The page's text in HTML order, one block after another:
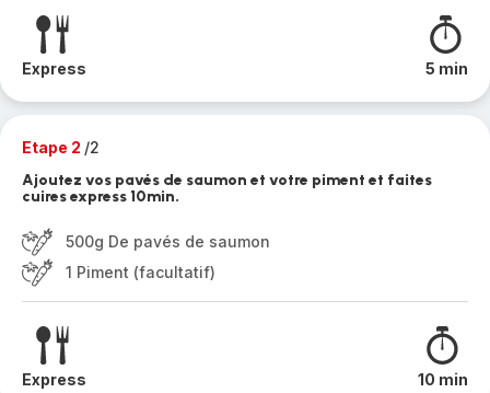
Express 5 min
Etape 2 /2
Ajoutez vos pavés de saumon et votre piment et faites
cuires express 10min.
500g De pavés de saumon
1 Piment (facultatif)
Express 10 min